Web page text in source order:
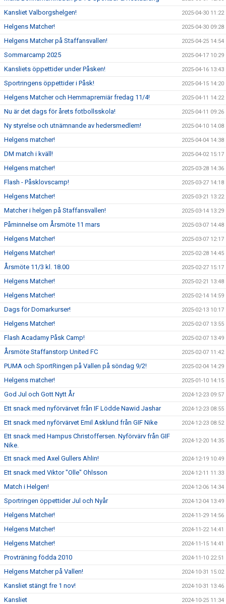
Kansliet Valborgshelgen! 2025-04-30 11:22
Helgens Matcher! 2025-04-30 09:28
Helgens Matcher på Staffansvallen! 2025-04-25 14:54
Sommarcamp 2025 2025-04-17 10:29
Kansliets öppettider under Påsken! 2025-04-16 13:43
Sportringens öppettider i Påsk! 2025-04-15 14:20
Helgens Matcher och Hemmapremiär fredag 11/4! 2025-04-11 14:22
Nu är det dags för årets fotbollsskola! 2025-04-11 09:26
Ny styrelse och utnämnande av hedersmedlem! 2025-04-10 14:08
Helgens matcher! 2025-04-04 14:38
DM match i kväll! 2025-04-02 15:17
Helgens matcher! 2025-03-28 14:36
Flash - Påsklovscamp! 2025-03-27 14:18
Helgens Matcher! 2025-03-21 13:22
Matcher i helgen på Staffansvallen! 2025-03-14 13:29
Påminnelse om Årsmöte 11 mars 2025-03-07 14:48
Helgens Matcher! 2025-03-07 12:17
Helgens Matcher! 2025-02-28 14:45
Årsmöte 11/3 kl. 18.00 2025-02-27 15:17
Helgens Matcher! 2025-02-21 13:48
Helgens Matcher! 2025-02-14 14:59
Dags för Domarkurser! 2025-02-13 10:17
Helgens Matcher! 2025-02-07 13:55
Flash Acadamy Påsk Camp! 2025-02-07 13:49
Årsmöte Staffanstorp United FC 2025-02-07 11:42
PUMA och SportRingen på Vallen på söndag 9/2! 2025-02-04 14:29
Helgens matcher! 2025-01-10 14:15
God Jul och Gott Nytt År 2024-12-23 09:57
Ett snack med nyförvärvet från IF Lödde Nawid Jashar 2024-12-23 08:55
Ett snack med nyförvärvet Emil Asklund från GIF Nike 2024-12-23 08:52
Ett snack med Hampus Christoffersen. Nyförvärv från GIF
Nike.
2024-12-20 14:35
Ett snack med Axel Gullers Ahlin! 2024-12-19 10:49
Ett snack med Viktor "Olle" Ohlsson 2024-12-11 11:33
Match i Helgen! 2024-12-06 14:34
Sportringen öppettider Jul och Nyår 2024-12-04 13:49
Helgens Matcher! 2024-11-29 14:56
Helgens Matcher! 2024-11-22 14:41
Helgens Matcher! 2024-11-15 14:41
Provträning födda 2010 2024-11-10 22:51
Helgens Matcher på Vallen! 2024-10-31 15:02
Kansliet stängt fre 1 nov! 2024-10-31 13:46
Kansliet 2024-10-25 11:34